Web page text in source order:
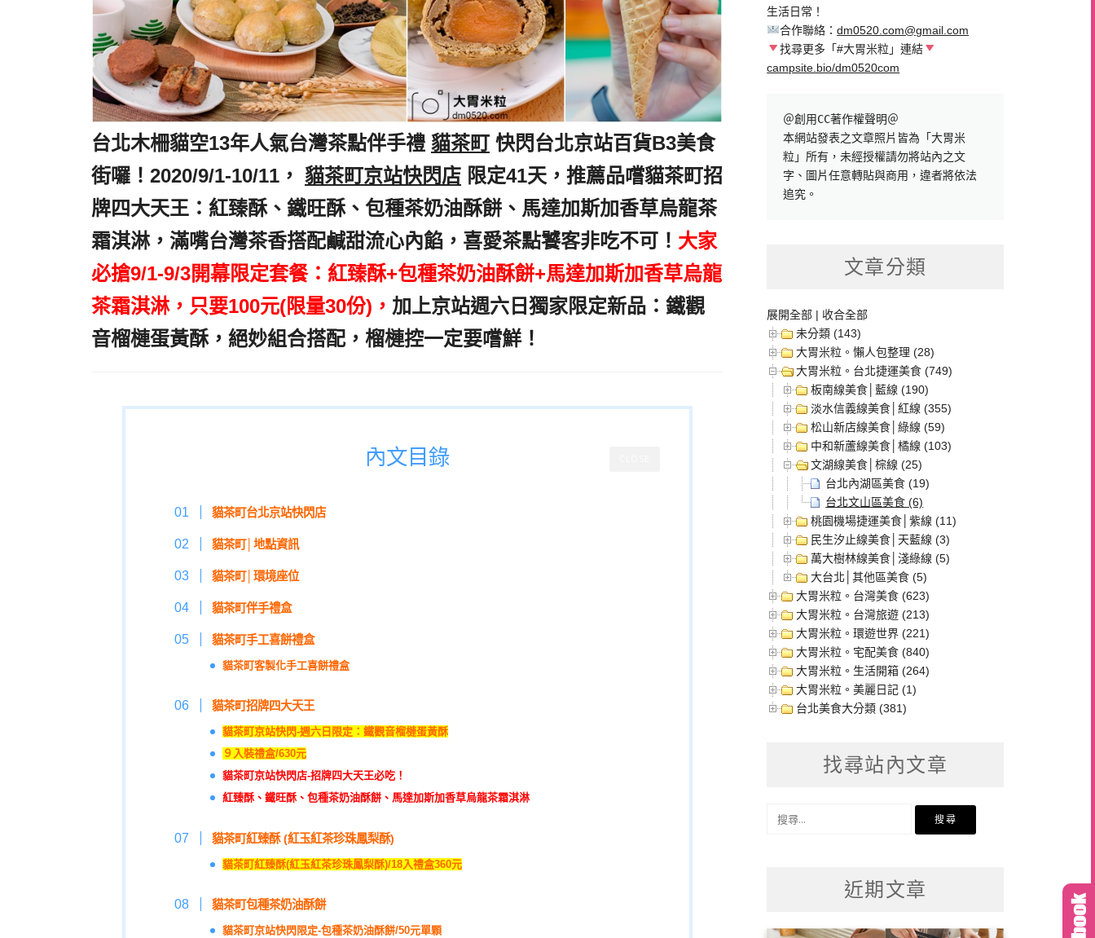
台北木柵貓空13年人氣台灣茶點伴手禮 貓茶町 快閃台北京站百貨B3美食
街囉！2020/9/1-10/11， 貓茶町京站快閃店 限定41天，推薦品嚐貓茶町招
牌四大天王：紅臻酥、鐵旺酥、包種茶奶油酥餅、馬達加斯加香草烏龍茶
霜淇淋，滿嘴台灣茶香搭配鹹甜流心內餡，喜愛茶點饕客非吃不可！ 大家
必搶9/1-9/3開幕限定套餐：紅臻酥+包種茶奶油酥餅+馬達加斯加香草烏龍
茶霜淇淋，只要100元(限量30份)， 加上京站週六日獨家限定新品：鐵觀
音榴槤蛋黃酥，絕妙組合搭配，榴槤控一定要嚐鮮！
內文目錄
貓茶町台北京站快閃店
貓茶町│地點資訊
貓茶町│環境座位
貓茶町伴手禮盒
貓茶町手工喜餅禮盒
貓茶町客製化手工喜餅禮盒
貓茶町招牌四大天王
貓茶町京站快閃-週六日限定：鐵觀音榴槤蛋黃酥
９入裝禮盒/630元
貓茶町京站快閃店-招牌四大天王必吃！
紅臻酥、鐵旺酥、包種茶奶油酥餅、馬達加斯加香草烏龍茶霜淇淋
貓茶町紅臻酥 (紅玉紅茶珍珠鳳梨酥)
貓茶町紅臻酥(紅玉紅茶珍珠鳳梨酥)/18入禮盒360元
貓茶町包種茶奶油酥餅
貓茶町京站快閃限定-包種茶奶油酥餅/50元單顆
生活日常！
合作聯絡：dm0520.com@gmail.com
找尋更多「#大胃米粒」連結
campsite.bio/dm0520com
＠創用CC著作權聲明＠
本網站發表之文章照片皆為「大胃米
粒」所有，未經授權請勿將站內之文
字、圖片任意轉貼與商用，違者將依法
追究。
文章分類
展開全部 | 收合全部
未分類 (143)
大胃米粒。懶人包整理 (28)
大胃米粒。台北捷運美食 (749)
板南線美食│藍線 (190)
淡水信義線美食│紅線 (355)
松山新店線美食│綠線 (59)
中和新蘆線美食│橘線 (103)
文湖線美食│棕線 (25)
台北內湖區美食 (19)
台北文山區美食 (6)
桃園機場捷運美食│紫線 (11)
民生汐止線美食│天藍線 (3)
萬大樹林線美食│淺綠線 (5)
大台北│其他區美食 (5)
大胃米粒。台灣美食 (623)
大胃米粒。台灣旅遊 (213)
大胃米粒。環遊世界 (221)
大胃米粒。宅配美食 (840)
大胃米粒。生活開箱 (264)
大胃米粒。美麗日記 (1)
台北美食大分類 (381)
找尋站內文章
近期文章